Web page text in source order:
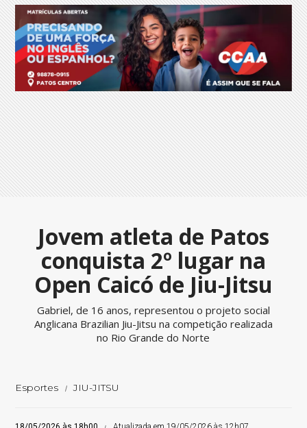
Jovem atleta de Patos
conquista 2º lugar na
Open Caicó de Jiu-Jitsu
Gabriel, de 16 anos, representou o projeto social
Anglicana Brazilian Jiu-Jitsu na competição realizada
no Rio Grande do Norte
Esportes JIU-JITSU